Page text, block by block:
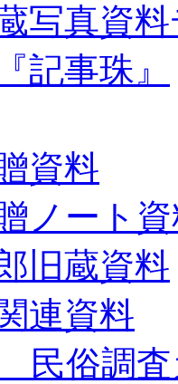
写真資
記事珠』
資料
ノート
旧蔵資料
連資料
民俗調査